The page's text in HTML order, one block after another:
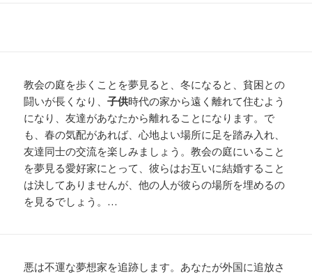
教会の庭を歩くことを夢見ると、冬になると、貧困との
闘いが長くなり、子供時代の家から遠く離れて住むよう
になり、友達があなたから離れることになります。で
も、春の気配があれば、心地よい場所に足を踏み入れ、
友達同士の交流を楽しみましょう。教会の庭にいること
を夢見る愛好家にとって、彼らはお互いに結婚すること
は決してありませんが、他の人が彼らの場所を埋めるの
を見るでしょう。…
悪は不運な夢想家を追跡します。あなたが外国に追放さ